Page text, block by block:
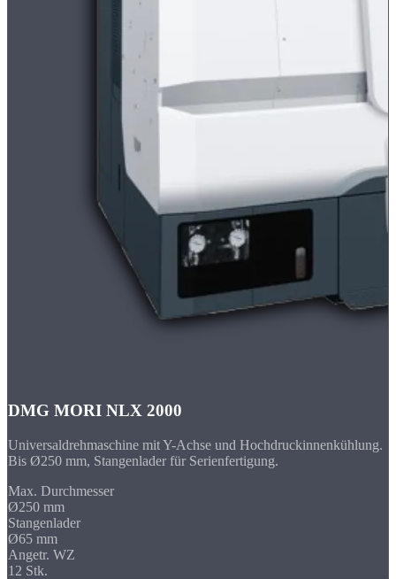
DMG MORI NLX 2000
Universaldrehmaschine mit Y-Achse und Hochdruckinnenkühlung.
Bis Ø250 mm, Stangenlader für Serienfertigung.
Max. Durchmesser
Ø250 mm
Stangenlader
Ø65 mm
Angetr. WZ
12 Stk.